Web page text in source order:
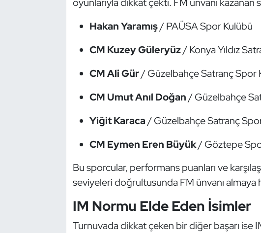
Hakan Yaramış/ PAÜSA Spor Kulübü
CM Kuzey Güleryüz/ Konya Yıldız
CM Ali Gür/ Güzelbahçe Satranç Spor
CM Umut Anıl Doğan/ Güzelbahçe
Yiğit Karaca/ Güzelbahçe Satranç
CM Eymen Eren Büyük/ Göztepe
Bu sporcular, performans puanları ve
seviyeleri doğrultusunda FM ünvanı almaya
IM Normu Elde Eden İsimler
Turnuvada dikkat çeken bir diğer başarı ise